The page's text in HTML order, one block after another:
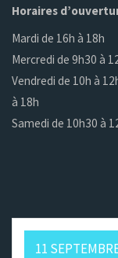
Horaires
Mardi de 16h à 18h
Mercredi de 9h30 à
Vendredi de 10h à
à 18h
Samedi de 10h30 à
11